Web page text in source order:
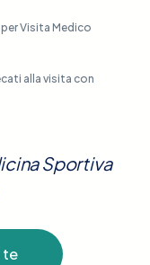
Visita Medico
alla visita con
Sportiva
te